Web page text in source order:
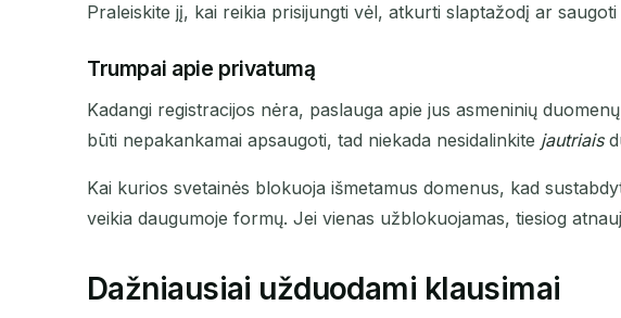
Praleiskite jį, kai reikia prisijungti vėl, atkurti slaptažodį ar
Trumpai apie privatumą
Kadangi registracijos nėra, paslauga apie jus asmeninių
būti nepakankamai apsaugoti, tad niekada nesidalinkite jautriais
Kai kurios svetainės blokuoja išmetamus domenus, kad
veikia daugumoje formų. Jei vienas užblokuojamas, tiesiog
Dažniausiai užduodami klausimai